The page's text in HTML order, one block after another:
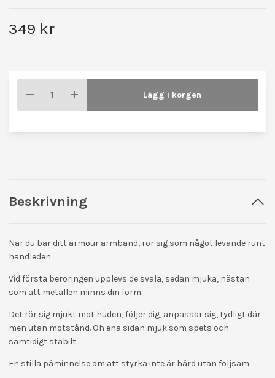
349 kr
Lägg i korgen
Beskrivning
När du bär ditt armour armband, rör sig som något levande runt
handleden.
Vid första beröringen upplevs de svala, sedan mjuka, nästan
som att metallen minns din form.
Det rör sig mjukt mot huden, följer dig, anpassar sig, tydligt där
men utan motstånd. Oh ena sidan mjuk som spets och
samtidigt stabilt.
En stilla påminnelse om att styrka inte är hård utan följsam.